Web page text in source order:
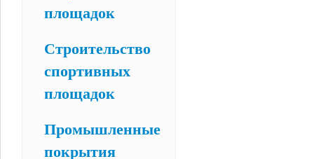
площадок
Строительство
спортивных
площадок
Промышленные
покрытия